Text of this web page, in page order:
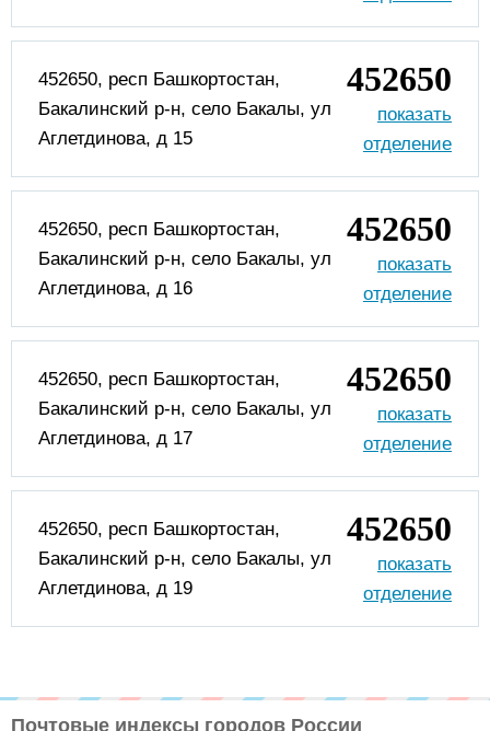
452650, респ Башкортостан,
Бакалинский р-н, село Бакалы, ул
Аглетдинова, д 15
452650
452650, респ Башкортостан,
Бакалинский р-н, село Бакалы, ул
Аглетдинова, д 16
452650
452650, респ Башкортостан,
Бакалинский р-н, село Бакалы, ул
Аглетдинова, д 17
452650
452650, респ Башкортостан,
Бакалинский р-н, село Бакалы, ул
Аглетдинова, д 19
452650
Почтовые индексы городов России